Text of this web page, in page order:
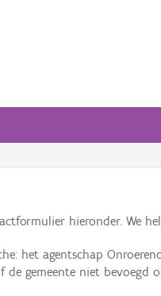
hieronder. We
het agentschap
gemeente niet bevoegd